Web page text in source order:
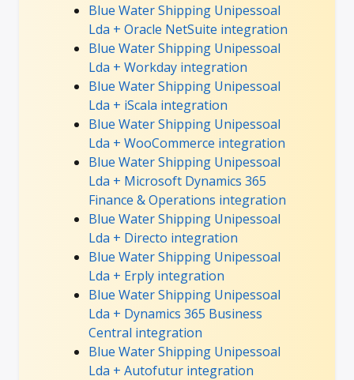
Blue Water Shipping Unipessoal
Lda + Oracle NetSuite integration
Blue Water Shipping Unipessoal
Lda + Workday integration
Blue Water Shipping Unipessoal
Lda + iScala integration
Blue Water Shipping Unipessoal
Lda + WooCommerce integration
Blue Water Shipping Unipessoal
Lda + Microsoft Dynamics 365
Finance & Operations integration
Blue Water Shipping Unipessoal
Lda + Directo integration
Blue Water Shipping Unipessoal
Lda + Erply integration
Blue Water Shipping Unipessoal
Lda + Dynamics 365 Business
Central integration
Blue Water Shipping Unipessoal
Lda + Autofutur integration